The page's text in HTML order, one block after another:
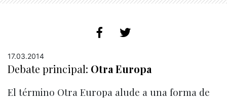
17.03.2014
Debate principal: Otra Europa
El término Otra Europa alude a una forma de